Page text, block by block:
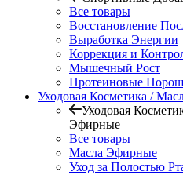
Все товары
Восстановление
Выработка Энергии
Коррекция и
Мышечный Рост
Протеиновые
Уходовая Косметика /
Уходовая
Эфирные
Все товары
Масла Эфирные
Уход за Полостью